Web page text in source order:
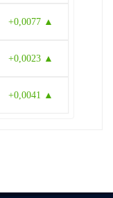
+0,0077 ▲
+0,0023 ▲
+0,0041 ▲